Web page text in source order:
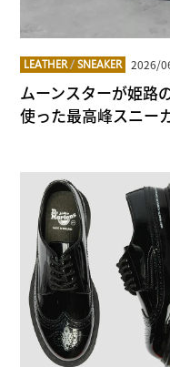
LEATHER/SNEAKER 2026/
ムーンスターが姫路
使った最高峰スニー